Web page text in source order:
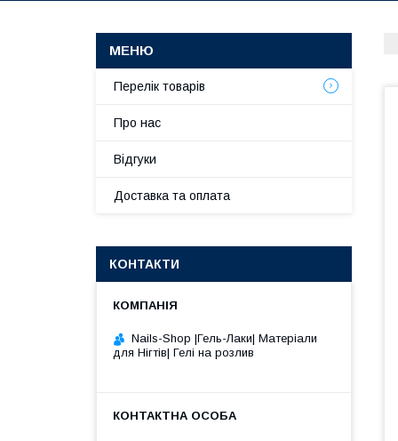
Перелік товарів
Про нас
Відгуки
Доставка та оплата
КОНТАКТИ
Nails-Shop |Гель-Лаки| Матеріали
для Нігтів| Гелі на розлив